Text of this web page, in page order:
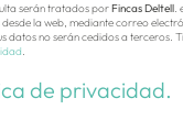
serán tratados porFincas Deltell.
la web, mediante correo
datos no serán cedidos a
.
de privacidad.